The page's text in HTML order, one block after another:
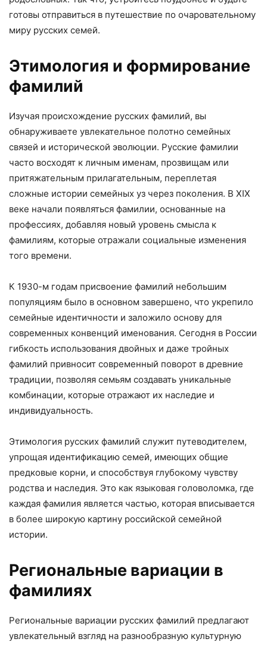
готовы отправиться в путешествие по очаровательному
миру русских семей.
Этимология и формирование
фамилий
Изучая происхождение русских фамилий, вы
обнаруживаете увлекательное полотно семейных
связей и исторической эволюции. Русские фамилии
часто восходят к личным именам, прозвищам или
притяжательным прилагательным, переплетая
сложные истории семейных уз через поколения. В XIX
веке начали появляться фамилии, основанные на
профессиях, добавляя новый уровень смысла к
фамилиям, которые отражали социальные изменения
того времени.
К 1930-м годам присвоение фамилий небольшим
популяциям было в основном завершено, что укрепило
семейные идентичности и заложило основу для
современных конвенций именования. Сегодня в России
гибкость использования двойных и даже тройных
фамилий привносит современный поворот в древние
традиции, позволяя семьям создавать уникальные
комбинации, которые отражают их наследие и
индивидуальность.
Этимология русских фамилий служит путеводителем,
упрощая идентификацию семей, имеющих общие
предковые корни, и способствуя глубокому чувству
родства и наследия. Это как языковая головоломка, где
каждая фамилия является частью, которая вписывается
в более широкую картину российской семейной
истории.
Региональные вариации в
фамилиях
Региональные вариации русских фамилий предлагают
увлекательный взгляд на разнообразную культурную